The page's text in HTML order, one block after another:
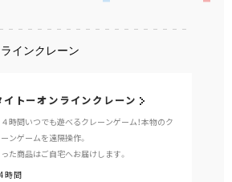
インクレーン
イトーオンラインクレーン
４時間いつでも遊べるクレーンゲーム！本物のク
ーンゲームを遠隔操作。
った商品はご自宅へお届けします。
時間